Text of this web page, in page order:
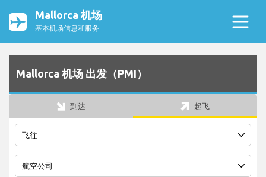
Mallorca 机场
基本机场信息和服务
Mallorca 机场 出发（PMI）
到达 起飞